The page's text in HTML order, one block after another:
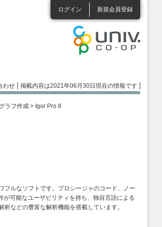
ログイン 新規会員登録
わせ 掲載内容は2021年06月30日現在の情報です
ラフ作成 > Igor Pro 8
フルなソフトです。プロシージャのコード、ノー
が可能なユーザビリティを持ち、独自言語による
などの豊富な解析機能を搭載しています。